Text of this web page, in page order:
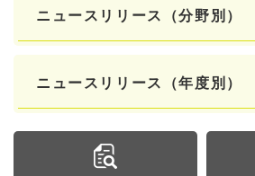
ニュースリリース（分野別）
ニュースリリース（年度別）